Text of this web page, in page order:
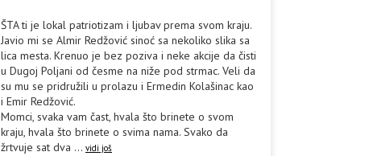
ŠTA ti je lokal patriotizam i ljubav prema svom kraju.
Javio mi se Almir Redžović sinoć sa nekoliko slika sa
lica mesta. Krenuo je bez poziva i neke akcije da čisti
u Dugoj Poljani od česme na niže pod strmac. Veli da
su mu se pridružili u prolazu i Ermedin Kolašinac kao
i Emir Redžović.
Momci, svaka vam čast, hvala što brinete o svom
kraju, hvala što brinete o svima nama. Svako da
žrtvuje sat dva ... vidi još